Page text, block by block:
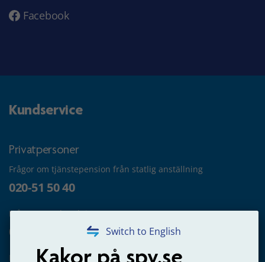
Switch to English
Kakor på spv.se
Facebook
Kundservice
Privatpersoner
Frågor om tjänstepension från statlig anställning
020-51 50 40
Frågor om utbetalning
020-65 00 65
Kontakta oss